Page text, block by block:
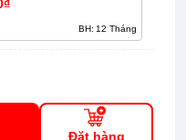
BH: 12 Tháng
Đặt hàng